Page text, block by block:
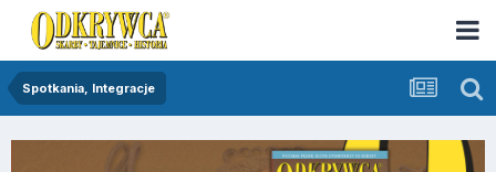
Spotkania, Integracje